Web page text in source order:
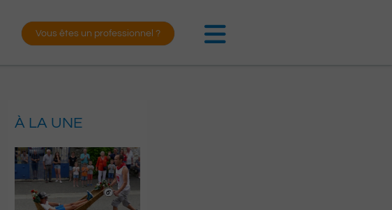
Vous êtes un professionnel ?
À LA UNE